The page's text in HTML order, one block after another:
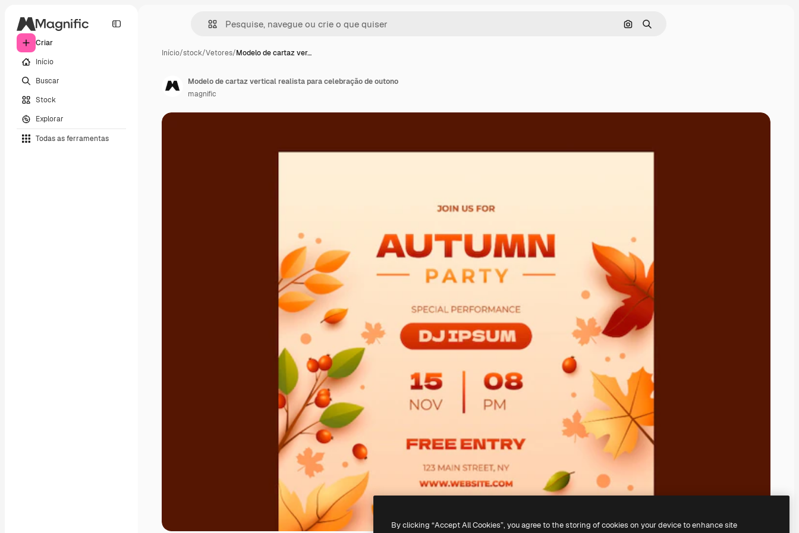
Criar
Início
Buscar
Stock
Explorar
Todas as ferramentas
Pesquisar por imagem
Buscar
Início/stock/Vetores/Modelo de cartaz ver…
Modelo de cartaz vertical realista para celebração de outono
magnific
By clicking “Accept All Cookies”, you agree to the storing of cookies on your device to enhance site